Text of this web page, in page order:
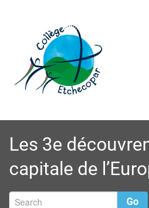
Les 3e
capitale de
Go